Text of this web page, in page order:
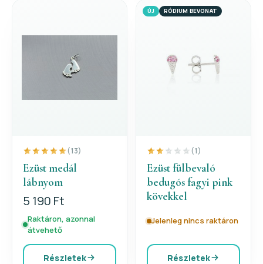
(13)
Ezüst medál
lábnyom
5 190 Ft
Raktáron, azonnal
átvehető
Részletek
ÚJ RÓDIUM BEVONAT
(1)
Ezüst fülbevaló
bedugós fagyi pink
kövekkel
Jelenleg nincs raktáron
Részletek